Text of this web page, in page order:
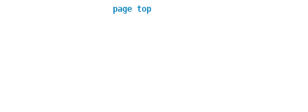
page top